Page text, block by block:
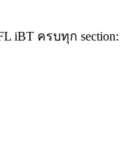
iBT ครบทุก section: